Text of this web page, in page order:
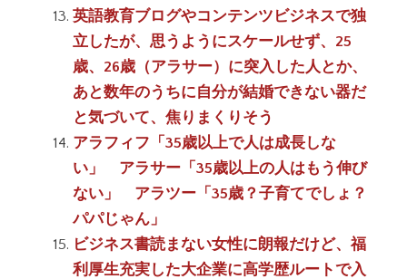
英語教育ブログやコンテンツビジネスで独
立したが、思うようにスケールせず、25
歳、26歳（アラサー）に突入した人とか、
あと数年のうちに自分が結婚できない器だ
と気づいて、焦りまくりそう
アラフィフ「35歳以上で人は成長しな
い」 アラサー「35歳以上の人はもう伸び
ない」 アラツー「35歳？子育てでしょ？
パパじゃん」
ビジネス書読まない女性に朗報だけど、福
利厚生充実した大企業に高学歴ルートで入